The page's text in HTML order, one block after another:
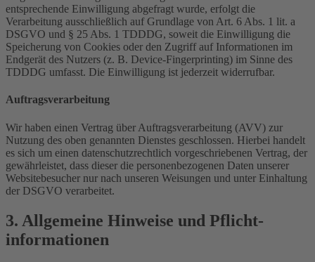
entsprechende Einwilligung abgefragt wurde, erfolgt die
Verarbeitung ausschließlich auf Grundlage von Art. 6 Abs. 1 lit. a
DSGVO und § 25 Abs. 1 TDDDG, soweit die Einwilligung die
Speicherung von Cookies oder den Zugriff auf Informationen im
Endgerät des Nutzers (z. B. Device-Fingerprinting) im Sinne des
TDDDG umfasst. Die Einwilligung ist jederzeit widerrufbar.
Auftragsverarbeitung
Wir haben einen Vertrag über Auftragsverarbeitung (AVV) zur
Nutzung des oben genannten Dienstes geschlossen. Hierbei handelt
es sich um einen datenschutzrechtlich vorgeschriebenen Vertrag, der
gewährleistet, dass dieser die personenbezogenen Daten unserer
Websitebesucher nur nach unseren Weisungen und unter Einhaltung
der DSGVO verarbeitet.
3. Allgemeine Hinweise und Pflicht­
informationen